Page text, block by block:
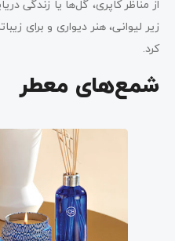
از مناظر کاپری، گل‌‌ها یا زندگی
زیر لیوانی، هنر دیواری و برای
کرد.
شمع‌های معطر